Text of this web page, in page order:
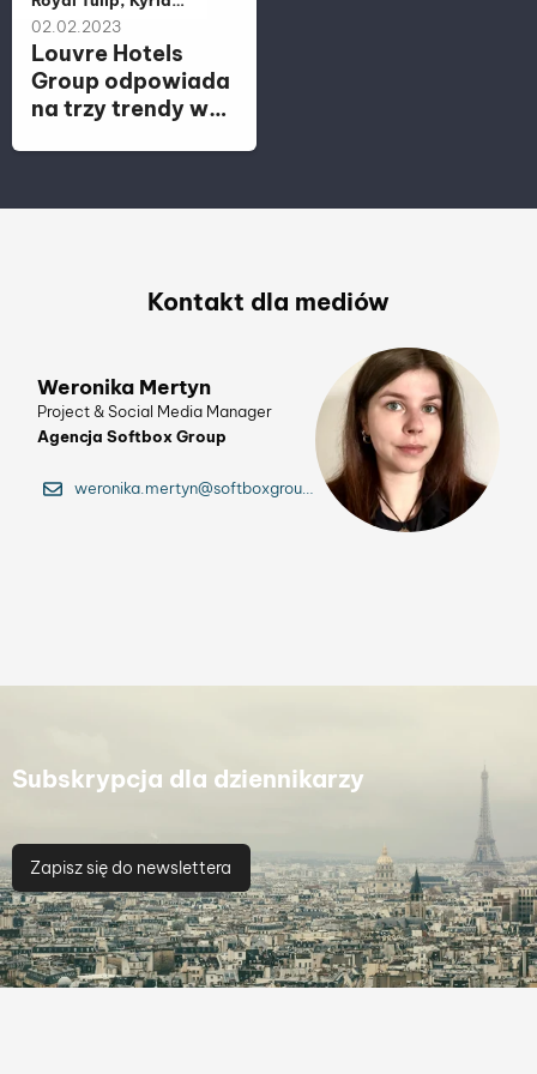
Golden Tulip, Tulip
Hotels &
Residences,
Campanile,
Metropolo by
Classe
02.02.2023
Louvre Hotels
Group odpowiada
na trzy trendy w
Kontakt dla mediów
Weronika Mertyn
Project & Social Media Manager
Agencja Softbox Group
weronika.mertyn@softboxgroup.pl
Subskrypcja dla dziennikarzy
Zapisz się do newslettera